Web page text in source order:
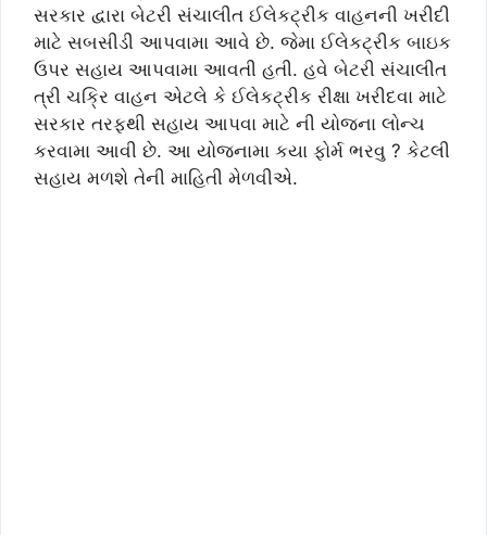
સરકાર દ્વારા બેટરી સંચાલીત ઈલેકટ્રીક વાહનની ખરીદી
માટે સબસીડી આપવામા આવે છે. જેમા ઈલેકટ્રીક બાઇક
ઉપર સહાય આપવામા આવતી હતી. હવે બેટરી સંચાલીત
ત્રી ચક્રિ વાહન એટલે કે ઈલેકટ્રીક રીક્ષા ખરીદવા માટે
સરકાર તરફથી સહાય આપવા માટે ની યોજના લોન્ચ
કરવામા આવી છે. આ યોજનામા કયા ફોર્મ ભરવુ ? કેટલી
સહાય મળશે તેની માહિતી મેળવીએ.